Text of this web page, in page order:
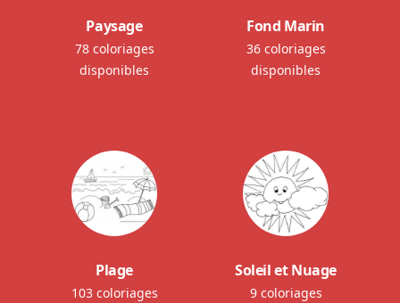
Paysage
78 coloriages
disponibles
Fond Marin
36 coloriages
disponibles
Plage
103 coloriages
Soleil et Nuage
9 coloriages